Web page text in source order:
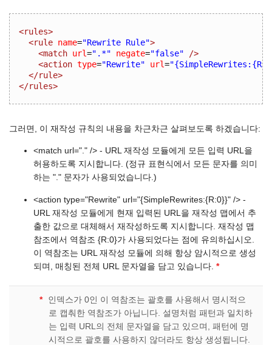
<rules>
<rule name="Rewrite Rule">
<match url=".*" negate="false"
/>
<action type="Rewrite" url=
</rule>
</rules>
그러면, 이 재작성 규칙의 내용을 차근차근 살펴보도록 하겠습니다:
<match url="." /> - URL 재작성 모듈에게 모든 입력 URL을
허용하도록 지시합니다. (정규 표현식에서 모든 문자를 의미
하는 "." 문자가 사용되었습니다.)
<action type="Rewrite" url="{SimpleRewrites:{R:0}}" /> -
URL 재작성 모듈에게 현재 입력된 URL을 재작성 맵에서 추
출한 값으로 대체해서 재작성하도록 지시합니다. 재작성 맵
참조에서 역참조 {R:0}가 사용되었다는 점에 유의하십시오.
이 역참조는 URL 재작성 모듈에 의해 항상 암시적으로 생성
되며, 매칭된 전체 URL 문자열을 담고 있습니다. *
*
인덱스가 0인 이 역참조는 괄호를 사용해서 명시적으
로 캡춰한 역참조가 아닙니다. 설명처럼 패턴과 일치하
는 입력 URL의 전체 문자열을 담고 있으며, 패턴에 명
시적으로 괄호를 사용하지 않더라도 항상 생성됩니다.